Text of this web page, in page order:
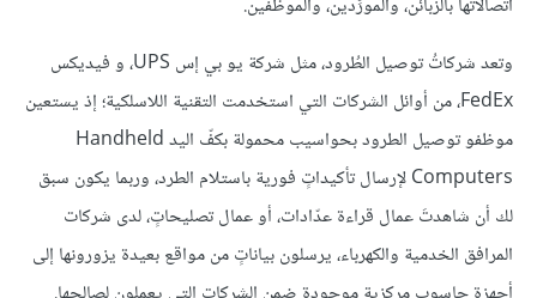
اتصالاتها بالزبائن، والمورِّدين، والموظَّفين.
وتعد شركاتُ توصيل الطُرود، مثل شركة يو بي إس UPS، و فيديكس
FedEx، من أوائل الشركات التي استخدمت التقنية اللاسلكية؛ إذ يستعين
موظفو توصيل الطرود بحواسيب محمولة بكفّ اليد Handheld
Computers لإرسال تأكيداتٍ فورية باستلام الطرد، وربما يكون سبق
لك أن شاهدتَ عمال قراءة عدّادات، أو عمال تصليحاتٍ، لدى شركات
المرافق الخدمية والكهرباء، يرسلون بياناتٍ من مواقع بعيدة يزورونها إلى